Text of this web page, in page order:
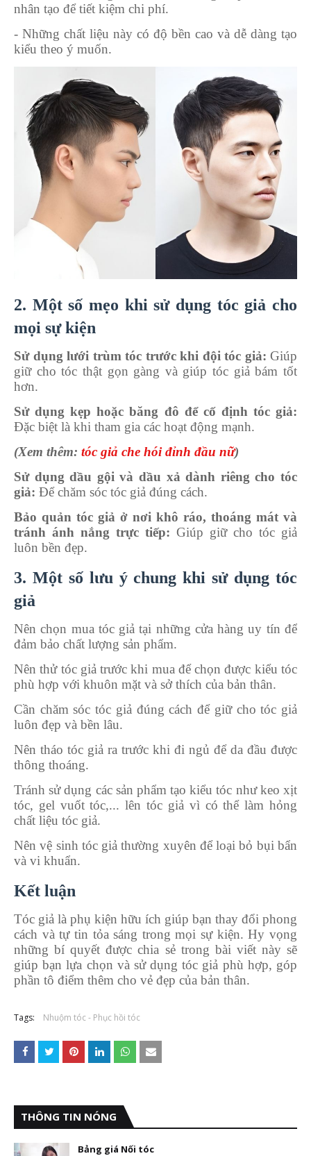
nhân tạo để tiết kiệm chi phí.
- Những chất liệu này có độ bền cao và dễ dàng tạo
kiểu theo ý muốn.
2. Một số mẹo khi sử dụng tóc giả cho
mọi sự kiện
Sử dụng lưới trùm tóc trước khi đội tóc giả: Giúp
giữ cho tóc thật gọn gàng và giúp tóc giả bám tốt
hơn.
Sử dụng kẹp hoặc băng đô để cố định tóc giả:
Đặc biệt là khi tham gia các hoạt động mạnh.
(Xem thêm: tóc giả che hói đỉnh đầu nữ)
Sử dụng dầu gội và dầu xả dành riêng cho tóc
giả: Để chăm sóc tóc giả đúng cách.
Bảo quản tóc giả ở nơi khô ráo, thoáng mát và
tránh ánh nắng trực tiếp: Giúp giữ cho tóc giả
luôn bền đẹp.
3. Một số lưu ý chung khi sử dụng tóc
giả
Nên chọn mua tóc giả tại những cửa hàng uy tín để
đảm bảo chất lượng sản phẩm.
Nên thử tóc giả trước khi mua để chọn được kiểu tóc
phù hợp với khuôn mặt và sở thích của bản thân.
Cần chăm sóc tóc giả đúng cách để giữ cho tóc giả
luôn đẹp và bền lâu.
Nên tháo tóc giả ra trước khi đi ngủ để da đầu được
thông thoáng.
Tránh sử dụng các sản phẩm tạo kiểu tóc như keo xịt
tóc, gel vuốt tóc,... lên tóc giả vì có thể làm hỏng
chất liệu tóc giả.
Nên vệ sinh tóc giả thường xuyên để loại bỏ bụi bẩn
và vi khuẩn.
Kết luận
Tóc giả là phụ kiện hữu ích giúp bạn thay đổi phong
cách và tự tin tỏa sáng trong mọi sự kiện. Hy vọng
những bí quyết được chia sẻ trong bài viết này sẽ
giúp bạn lựa chọn và sử dụng tóc giả phù hợp, góp
phần tô điểm thêm cho vẻ đẹp của bản thân.
Tags: Nhuộm tóc - Phục hồi tóc
THÔNG TIN NÓNG
Bảng giá Nối tóc